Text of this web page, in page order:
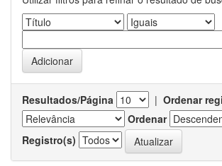
Resultados/Página | Ordenar
Ordenar
Registro(s)